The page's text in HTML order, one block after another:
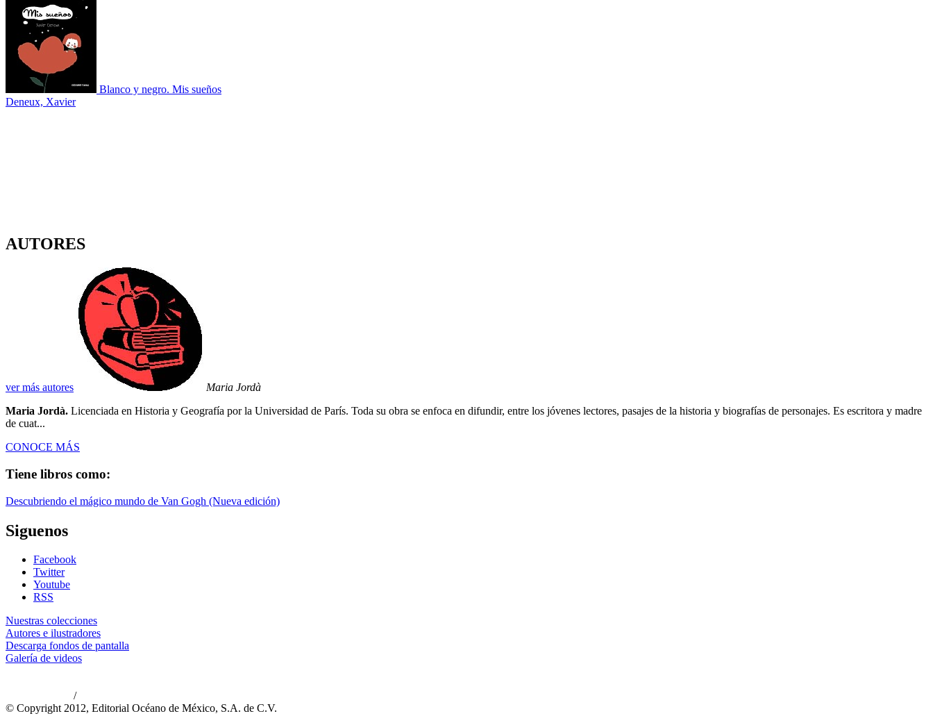
Blanco y negro. Mis sueños
Deneux, Xavier
AUTORES
ver más autores
Maria Jordà
Maria Jordà. Licenciada en Historia y Geografía por la Universidad de París. Toda su obra se enfoca en difundir, entre los jóvenes lectores, pasajes de la historia y biografías de personajes. Es escritora y madre
de cuat...
CONOCE MÁS
Tiene libros como:
Descubriendo el mágico mundo de Van Gogh (Nueva edición)
Siguenos
Facebook
Twitter
Youtube
RSS
Nuestras colecciones
Autores e ilustradores
Descarga fondos de pantalla
Galería de videos
/
© Copyright 2012, Editorial Océano de México, S.A. de C.V.